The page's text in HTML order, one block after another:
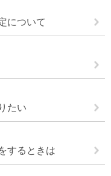
について
たい
するときは